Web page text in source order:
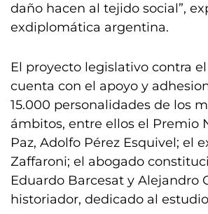
daño hacen al tejido social”,
exdiplomática argentina.
El proyecto legislativo contra
cuenta con el apoyo y
15.000 personalidades de los
ámbitos, entre ellos el Premio
Paz, Adolfo Pérez Esquivel; el
Zaffaroni; el abogado
Eduardo Barcesat y Alejandro
historiador, dedicado al